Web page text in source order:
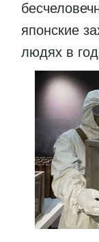
японские
людях в